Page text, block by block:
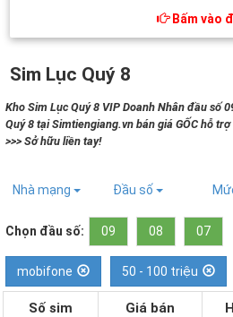
Bấm vào
Sim Lục Quý 8
Kho Sim Lục Quý 8 VIP Doanh Nhân đầu số
Quý 8 tại Simtiengiang.vn bán giá GỐC hỗ
>>> Sở hữu liền tay!
Nhà mạng Đầu số
Chọn đầu số: 09 08 07
mobifone 50 - 100 triệu
Số sim Giá bán